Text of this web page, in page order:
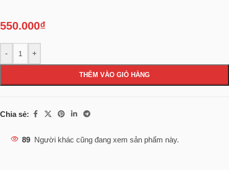
550.000₫
- +
THÊM VÀO GIỎ HÀNG
Chia sẻ:
89 Người khác cũng đang xem sản phẩm này.